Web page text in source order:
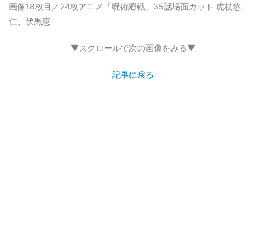
画像18枚目／24枚アニメ「呪術廻戦」35話場面カット 虎杖悠
仁、伏黒恵
▼スクロールで次の画像をみる▼
記事に戻る